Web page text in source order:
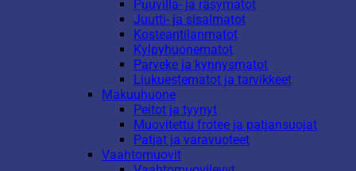
Puuvilla- ja räsymatot
Juutti- ja sisalmatot
Kosteantilanmatot
Kylpyhuonematot
Parveke ja kynnysmatot
Liukuestematot ja tarvikkeet
Makuuhuone
Peitot ja tyynyt
Muovitettu frotee ja patjansuojat
Patjat ja varavuoteet
Vaahtomuovit